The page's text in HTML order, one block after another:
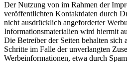
Der Nutzung von im Rahmen der
veröffentlichten Kontaktdaten durch
nicht ausdrücklich angeforderter
Informationsmaterialien wird hiermit
Die Betreiber der Seiten behalten sich
Schritte im Falle der unverlangten
Werbeinformationen, etwa durch